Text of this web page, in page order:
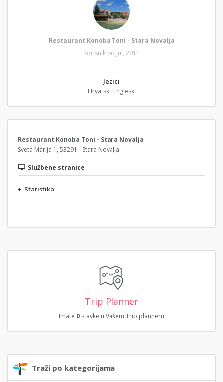
Restaurant Konoba Toni - Stara Novalja
Korisnik od Jul, 2011
Jezici
Hrvatski, Engleski
Restaurant Konoba Toni - Stara Novalja
Sveta Marija 1, 53291 - Stara Novalja
Službene stranice
+ Statistika
Trip Planner
Imate 0 stavke u Vašem Trip planneru
Traži po kategorijama